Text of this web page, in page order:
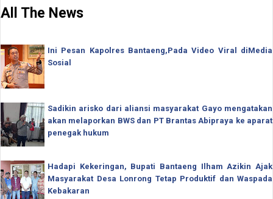
All The News
Ini Pesan Kapolres Bantaeng,Pada Video Viral diMedia
Sosial
Sadikin arisko dari aliansi masyarakat Gayo mengatakan
akan melaporkan BWS dan PT Brantas Abipraya ke aparat
penegak hukum
Hadapi Kekeringan, Bupati Bantaeng Ilham Azikin Ajak
Masyarakat Desa Lonrong Tetap Produktif dan Waspada
Kebakaran